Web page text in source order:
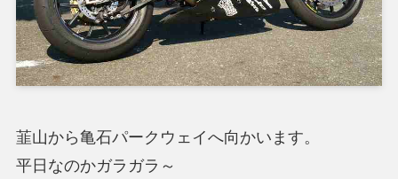
韮山から亀石パークウェイへ向かいます。
平日なのかガラガラ～